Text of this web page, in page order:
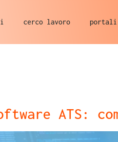
cerco lavoro portali
ATS: